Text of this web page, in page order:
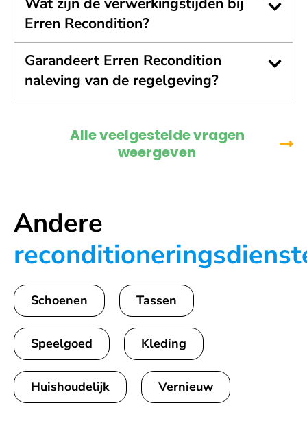
Erren Recondition?
Garandeert Erren Recondition
naleving van de regelgeving?
Alle veelgestelde vragen
weergeven
Andere
Schoenen Tassen
Speelgoed Kleding
Huishoudelijk Vernieuw